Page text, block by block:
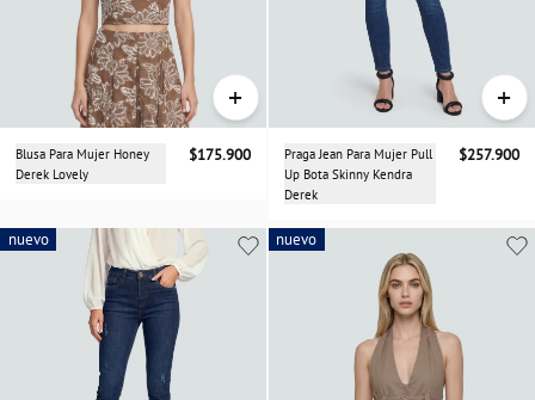
+
Blusa Para Mujer Honey
Derek Lovely
$175.900
+
Praga Jean Para Mujer Pull
Up Bota Skinny Kendra
Derek
$257.900
nuevo nuevo
nuevo